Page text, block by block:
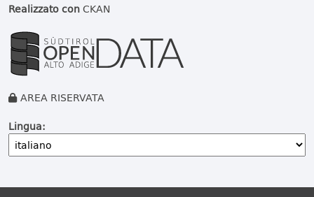
Realizzato conCKAN
AREA RISERVATA
Lingua